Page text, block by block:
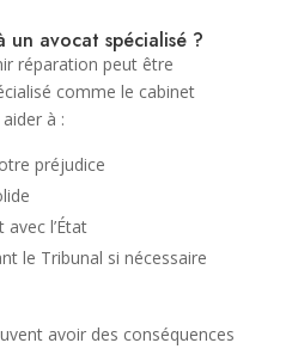
avocat spécialisé ?
réparation peut être
comme le cabinet
à :
préjudice
l’État
le Tribunal si nécessaire
avoir des conséquences